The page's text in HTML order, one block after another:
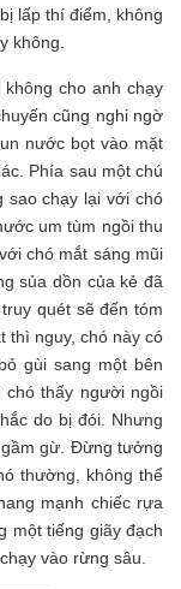
lấp thí điểm, không
không.
cho anh chạy
cũng nghi ngờ
nước bọt vào mặt
Phía sau một chú
sao chạy lại với chó
um tùm ngồi thu
chó mắt sáng mũi
sủa dồn của kẻ đã
quét sẽ đến tóm
thì nguy, chó này có
gùi sang một bên
chó thấy người ngồi
do bị đói. Nhưng
gừ. Đừng tưởng
thường, không thể
mạnh chiếc rựa
một tiếng giãy đạch
vào rừng sâu.